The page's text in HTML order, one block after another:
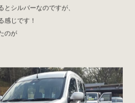
シルバーなのですが、
感じです！
のが